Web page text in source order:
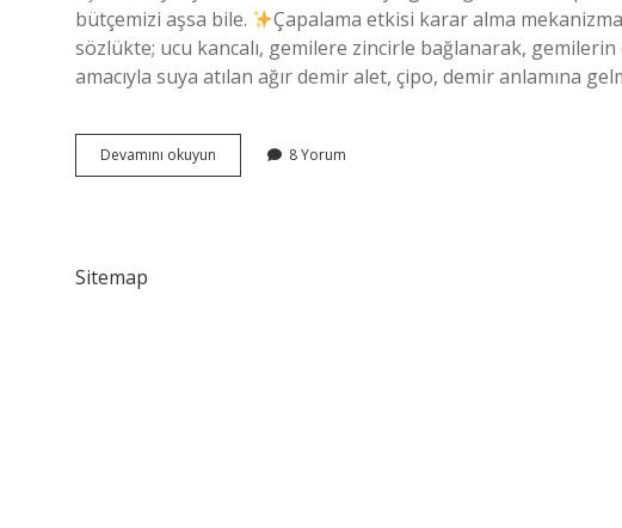
bütçemizi aşsa bile.
Çapalama etkisi karar alma
sözlükte; ucu kancalı, gemilere zincirle bağlanarak,
amacıyla suya atılan ağır demir alet, çipo, demir anlamına
Devamını okuyun Çıpalama
Nedir
8 Yorum
Sitemap